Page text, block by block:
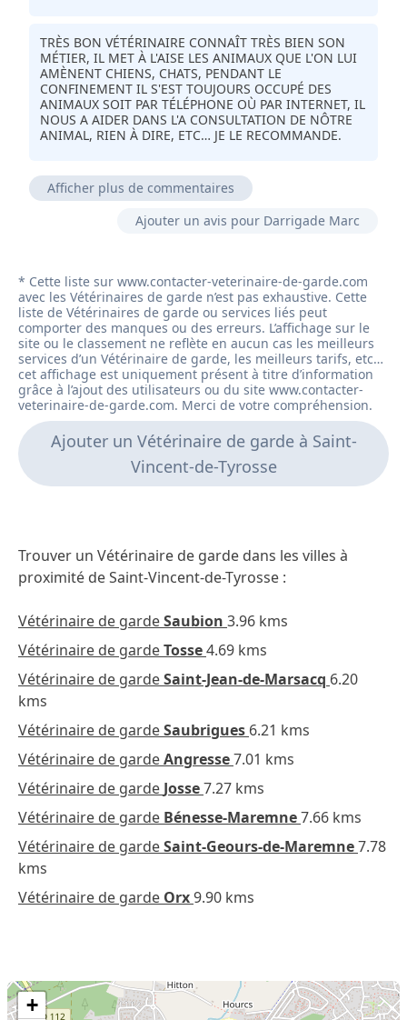
TRÈS BON VÉTÉRINAIRE CONNAÎT TRÈS BIEN SON
MÉTIER, IL MET À L'AISE LES ANIMAUX QUE L'ON LUI
AMÈNENT CHIENS, CHATS, PENDANT LE
CONFINEMENT IL S'EST TOUJOURS OCCUPÉ DES
ANIMAUX SOIT PAR TÉLÉPHONE OÙ PAR INTERNET, IL
NOUS A AIDER DANS L'A CONSULTATION DE NÔTRE
ANIMAL, RIEN À DIRE, ETC… JE LE RECOMMANDE.
Afficher plus de commentaires
Vétérinaire consciencieux qui est dans l'observation
et la réflexion avant tout. Mon chien est suivi pour
existants et il est disponible.
Pour moi j'ai été très bien reçu et réparation rapide
sauf pour leur livreur qui se trompe dans les
numéros de commande.
Ajouter un avis pour Darrigade Marc
Ajouter un Vétérinaire de garde à Saint-
Vincent-de-Tyrosse
Trouver un Vétérinaire de garde dans les villes à
proximité de Saint-Vincent-de-Tyrosse :
Vétérinaire de gardeSaubion 3.96 kms
Vétérinaire de gardeTosse4.69 kms
Vétérinaire de gardeSaint-Jean-de-Marsacq 6.20
kms
Vétérinaire de gardeSaubrigues 6.21 kms
Vétérinaire de gardeAngresse7.01 kms
Vétérinaire de garde Josse7.27 kms
Vétérinaire de garde Bénesse-Maremne7.66 kms
Vétérinaire de gardeSaint-Geours-de-Maremne7.78
kms
Vétérinaire de garde Orx9.90 kms
+